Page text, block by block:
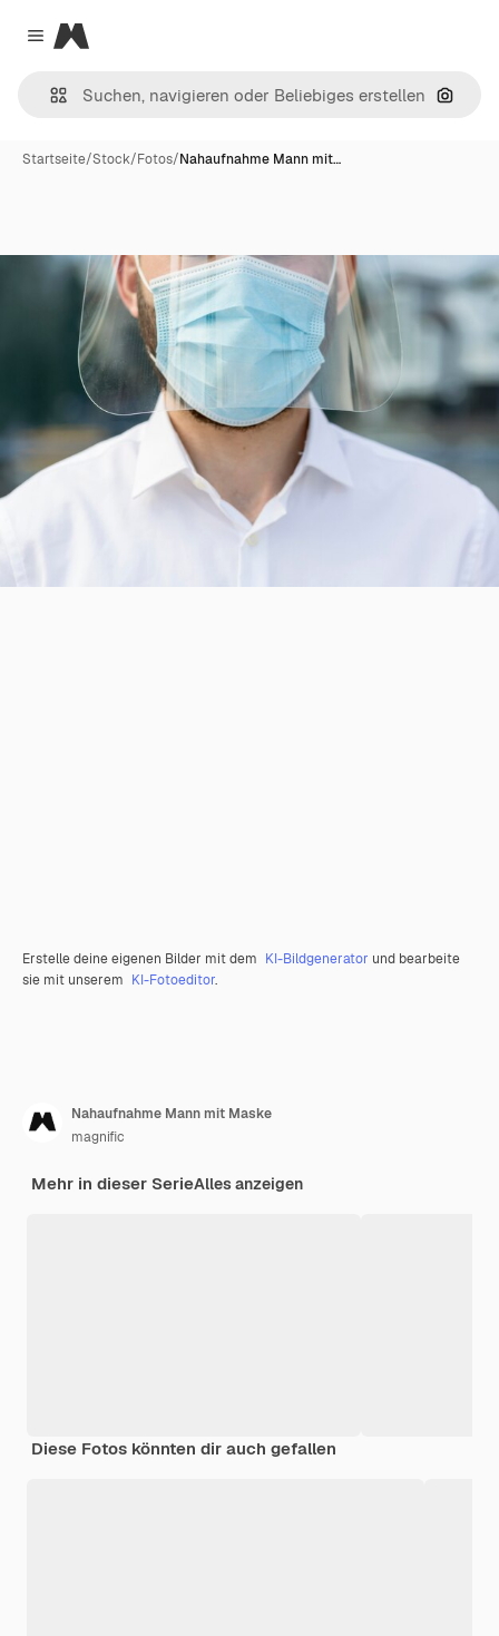
Close menu
Magnific
Nach
Startseite/Stock/Fotos/Nahaufnahme Mann mit…
Erstelle deine eigenen Bilder mit dem KI-Bildgenerator und bearbeite
sie mit unserem KI-Fotoeditor.
Nahaufnahme Mann mit Maske
magnific
Mehr in dieser SerieAlles anzeigen
Diese Fotos könnten dir auch gefallen